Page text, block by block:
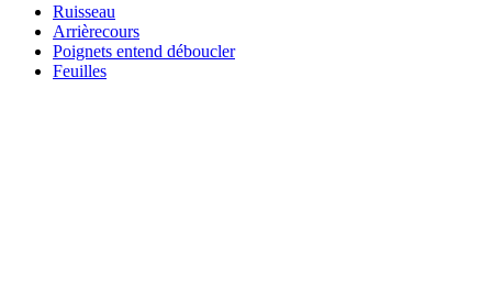
Ruisseau
Arrièrecours
Poignets entend déboucler
Feuilles